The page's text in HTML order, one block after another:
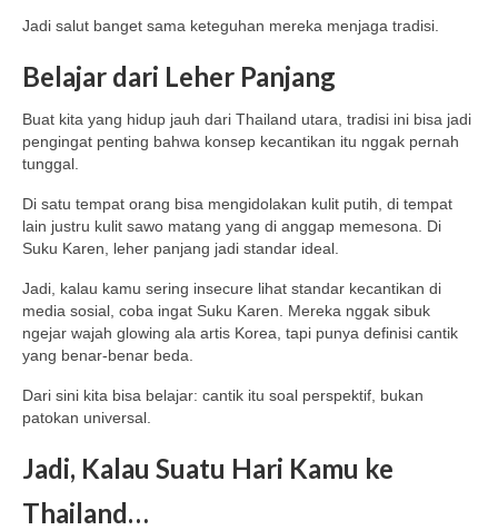
Jadi salut banget sama keteguhan mereka menjaga tradisi.
Belajar dari Leher Panjang
Buat kita yang hidup jauh dari Thailand utara, tradisi ini bisa jadi
pengingat penting bahwa konsep kecantikan itu nggak pernah
tunggal.
Di satu tempat orang bisa mengidolakan kulit putih, di tempat
lain justru kulit sawo matang yang di anggap memesona. Di
Suku Karen, leher panjang jadi standar ideal.
Jadi, kalau kamu sering insecure lihat standar kecantikan di
media sosial, coba ingat Suku Karen. Mereka nggak sibuk
ngejar wajah glowing ala artis Korea, tapi punya definisi cantik
yang benar-benar beda.
Dari sini kita bisa belajar: cantik itu soal perspektif, bukan
patokan universal.
Jadi, Kalau Suatu Hari Kamu ke
Thailand…